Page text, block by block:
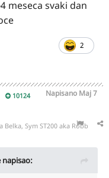
meseca svaki dan
2
10124 Napisano Maj 7
Belka, Sym ST200 aka Robb